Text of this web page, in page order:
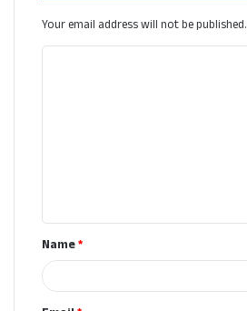
Your email address will not be published.
t
*Name*